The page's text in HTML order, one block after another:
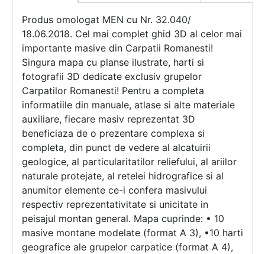
Produs omologat MEN cu Nr. 32.040/
18.06.2018. Cel mai complet ghid 3D al celor mai
importante masive din Carpatii Romanesti!
Singura mapa cu planse ilustrate, harti si
fotografii 3D dedicate exclusiv grupelor
Carpatilor Romanesti! Pentru a completa
informatiile din manuale, atlase si alte materiale
auxiliare, fiecare masiv reprezentat 3D
beneficiaza de o prezentare complexa si
completa, din punct de vedere al alcatuirii
geologice, al particularitatilor reliefului, al ariilor
naturale protejate, al retelei hidrografice si al
anumitor elemente ce-i confera masivului
respectiv reprezentativitate si unicitate in
peisajul montan general. Mapa cuprinde: • 10
masive montane modelate (format A 3), •10 harti
geografice ale grupelor carpatice (format A 4),